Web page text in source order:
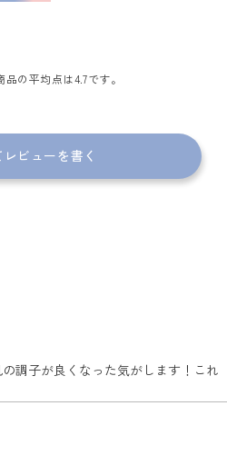
の平均点は4.7です。
ビューを書く
調子が良くなった気がします！これ